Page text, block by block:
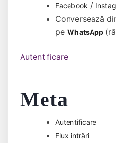
Facebook /
Conversează
peWhatsApp
Autentificare
Meta
Autentificare
Flux intrări